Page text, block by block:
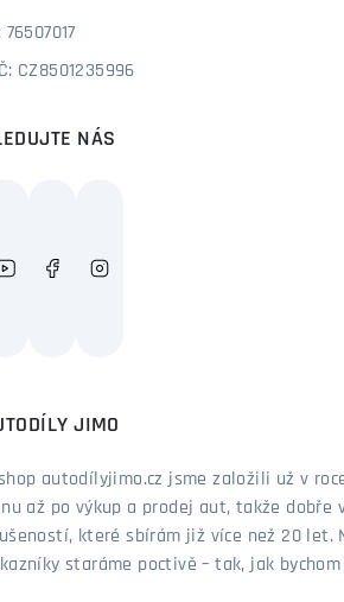
76507017
CZ8501235996
NÁS
JIMO
autodílyjimo.cz jsme založili už v
až po výkup a prodej aut, takže dobře
které sbírám již více než 20 let.
staráme poctivě – tak, jak